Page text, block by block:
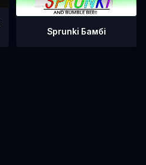
Sprunki Бамбі